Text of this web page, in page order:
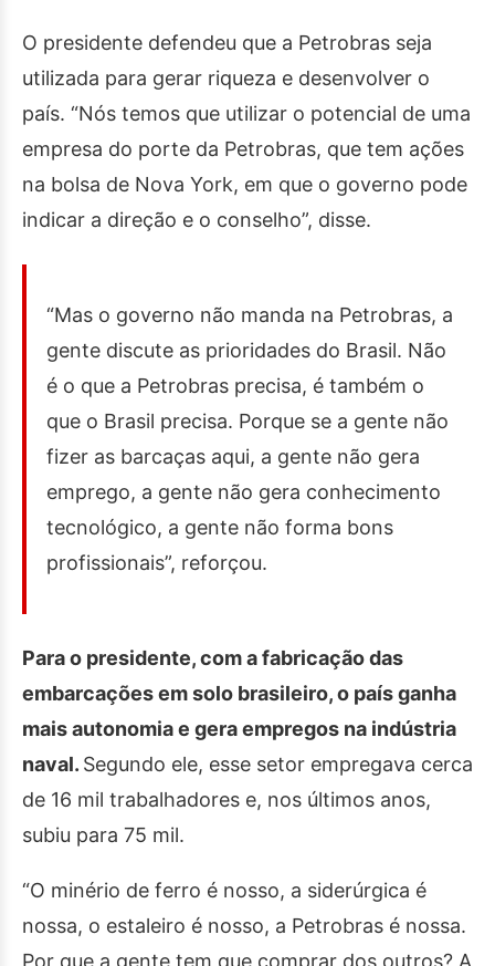
O presidente defendeu que a Petrobras seja
utilizada para gerar riqueza e desenvolver o
país. “Nós temos que utilizar o potencial de uma
empresa do porte da Petrobras, que tem ações
na bolsa de Nova York, em que o governo pode
indicar a direção e o conselho”, disse.
“Mas o governo não manda na Petrobras, a
gente discute as prioridades do Brasil. Não
é o que a Petrobras precisa, é também o
que o Brasil precisa. Porque se a gente não
fizer as barcaças aqui, a gente não gera
emprego, a gente não gera conhecimento
tecnológico, a gente não forma bons
profissionais”, reforçou.
Para o presidente, com a fabricação das
embarcações em solo brasileiro, o país ganha
mais autonomia e gera empregos na indústria
naval. Segundo ele, esse setor empregava cerca
de 16 mil trabalhadores e, nos últimos anos,
subiu para 75 mil.
“O minério de ferro é nosso, a siderúrgica é
nossa, o estaleiro é nosso, a Petrobras é nossa.
Por que a gente tem que comprar dos outros? A